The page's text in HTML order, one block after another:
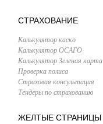
СТРАХОВАНИЕ
Калькулятор каско
Калькулятор ОСАГО
Калькулятор Зеленая карта
Проверка полиса
Страховая консультация
Тендеры по страхованию
ЖЕЛТЫЕ СТРАНИЦЫ